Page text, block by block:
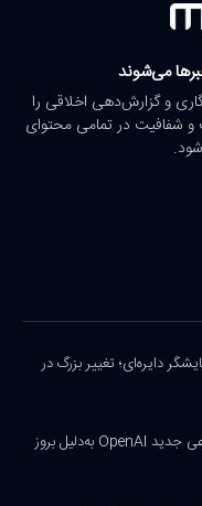
می‌شوند
و گزارش‌دهی اخلاقی را
شفافیت در تمامی محتوای
دایره‌ای؛ تغییر بزرگ در
توقف توسعه مدل هوش مصنوعی جدید OpenAI به‌دلیل بروز